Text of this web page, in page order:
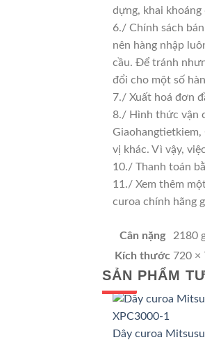
dựng, khai
6./ Chính sách
nên hàng nhập
cầu. Để tránh
đổi cho một số
7./ Xuất hoá đơn
8./ Hình thức vận
vị khác. Vì vậy,
10./ Thanh toán
11./ Xem thêm
curoa chính hãng
Cân nặng
2180
Kích thước 720 ×
SẢN PHẨM
GIÁ TỐT
GIÁ SỈ
Dây curoa